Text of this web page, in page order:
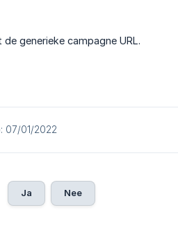
generieke campagne URL.
07/01/2022
Ja Nee